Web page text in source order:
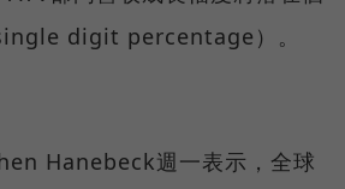
digit percentage）。
Hanebeck週一表示，全球